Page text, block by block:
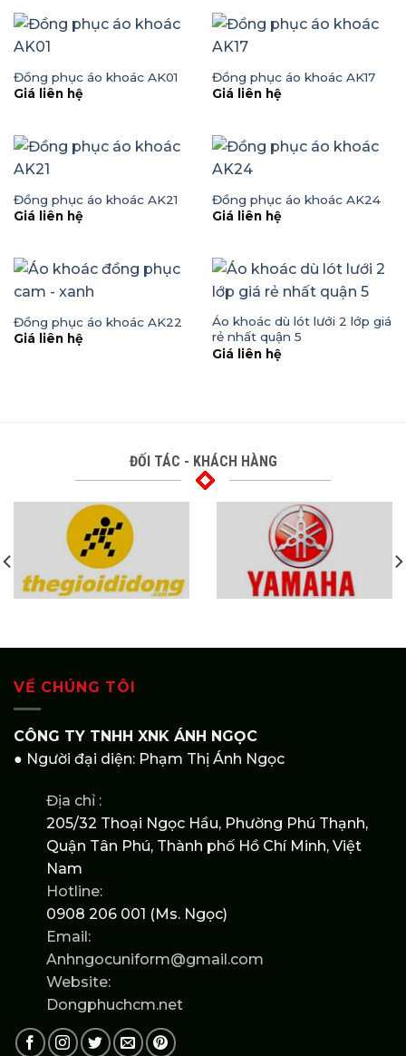
Đồng phục áo khoác AK01
Giá liên hệ
Đồng phục áo khoác AK17
Giá liên hệ
Đồng phục áo khoác AK21
Giá liên hệ
Đồng phục áo khoác AK24
Giá liên hệ
Đồng phục áo khoác AK22
Giá liên hệ
Áo khoác dù lót lưới 2 lớp giá
rẻ nhất quận 5
Giá liên hệ
ĐỐI TÁC - KHÁCH HÀNG
VỀ CHÚNG TÔI
CÔNG TY TNHH XNK ÁNH NGỌC
● Người đại diện: Phạm Thị Ánh Ngọc
Địa chỉ :
205/32 Thoại Ngọc Hầu, Phường Phú Thạnh,
Quận Tân Phú, Thành phố Hồ Chí Minh, Việt
Nam
Hotline:
0908 206 001 (Ms. Ngọc)
Email:
Anhngocuniform@gmail.com
Website:
Dongphuchcm.net